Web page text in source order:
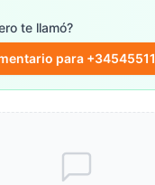
te llamó?
para